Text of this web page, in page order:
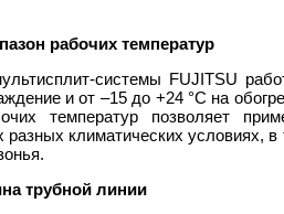
рабочих температур
системы FUJITSU
и от –15 до +24 °C на
температур позволяет
разных климатических условиях,
трубной линии